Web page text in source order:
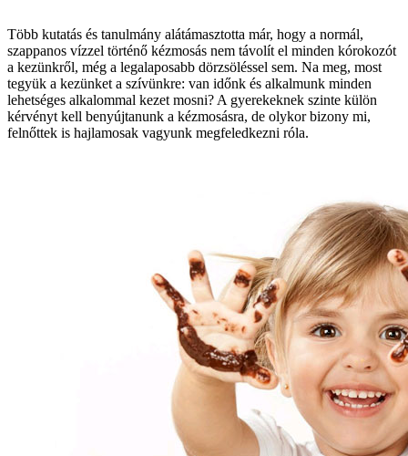
Több kutatás és tanulmány alátámasztotta már, hogy a normál,
szappanos vízzel történő kézmosás nem távolít el minden kórokozót
a kezünkről, még a legalaposabb dörzsöléssel sem. Na meg, most
tegyük a kezünket a szívünkre: van időnk és alkalmunk minden
lehetséges alkalommal kezet mosni? A gyerekeknek szinte külön
kérvényt kell benyújtanunk a kézmosásra, de olykor bizony mi,
felnőttek is hajlamosak vagyunk megfeledkezni róla.